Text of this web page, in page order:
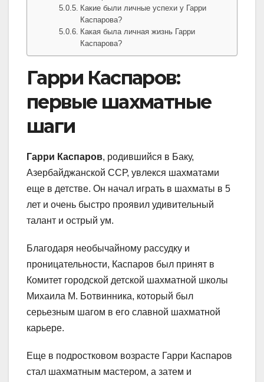
Какие были личные успехи у Гарри
Каспарова?
Какая была личная жизнь Гарри
Каспарова?
Гарри Каспаров:
первые шахматные
шаги
Гарри Каспаров, родившийся в Баку,
Азербайджанской ССР, увлекся шахматами
еще в детстве. Он начал играть в шахматы в 5
лет и очень быстро проявил удивительный
талант и острый ум.
Благодаря необычайному рассудку и
проницательности, Каспаров был принят в
Комитет городской детской шахматной школы
Михаила М. Ботвинника, который был
серьезным шагом в его славной шахматной
карьере.
Еще в подростковом возрасте Гарри Каспаров
стал шахматным мастером, а затем и